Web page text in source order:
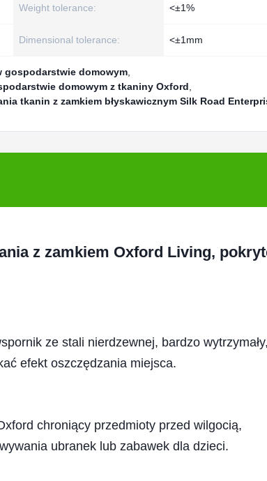
Weight tolerance: <±1%
Dimensional tolerance: <±1mm
gospodarstwie domowym
domowym z tkaniny Oxford
tkanin z zamkiem błyskawicznym Silk Road
z zamkiem Oxford Living,
ze stali nierdzewnej, bardzo
efekt oszczędzania miejsca.
chroniący przedmioty przed wilgocią,
ubranek lub zabawek dla dzieci.